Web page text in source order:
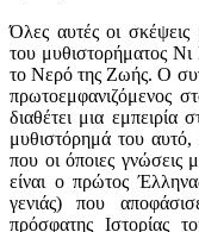
Όλες αυτές οι
του μυθιστορήματος Νι
το Νερό της Ζωής. Ο
πρωτοεμφανιζόμενος
διαθέτει μια
μυθιστόρημά του
που οι όποιες
είναι ο πρώτος
γενιάς) που
πρόσφατης Ιστορίας